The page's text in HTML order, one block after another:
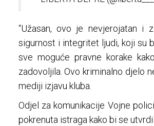
“Užasan, ovo je nevjerojatan i
sigurnost i integritet ljudi, koji su
sve moguće pravne korake
zadovoljila. Ovo kriminalno djelo
mediji izjavu kluba.
Odjel za komunikacije Vojne
pokrenuta istraga kako bi se